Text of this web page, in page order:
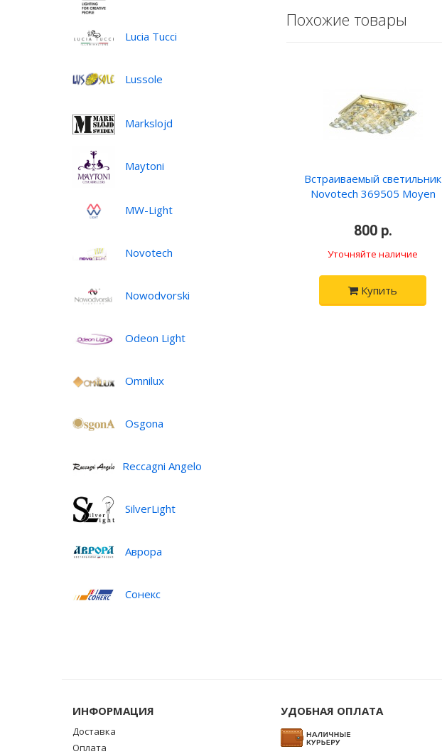
Lucia Tucci
Lussole
Markslojd
Maytoni
MW-Light
Novotech
Nowodvorski
Odeon Light
Omnilux
Osgona
Reccagni Angelo
SilverLight
Аврора
Сонекс
Похожие товары
Встраиваемый светильник
Novotech 369505 Moyen
800 р.
Уточняйте наличие
Купить
ИНФОРМАЦИЯ
Доставка
Оплата
УДОБНАЯ ОПЛАТА